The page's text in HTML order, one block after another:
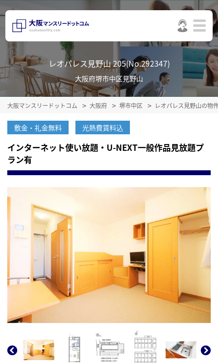
レオパレス見野山 205(No.292347)
大阪府堺市中区見野山
大阪マンスリードットコム 大阪府 堺市中区 レオパレス見野山の物
敷金・礼金無料 光熱費賃料込
インターネット使い放題・U-NEXT一般作品見放題プ
ラン有